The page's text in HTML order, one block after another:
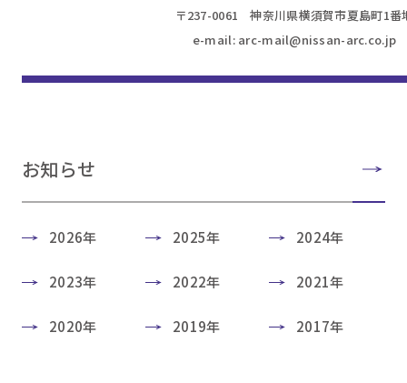
〒237-0061 神奈川県横須賀市夏島町1番
e-mail: arc-mail@nissan-arc.co.jp
お知らせ
2026年 2025年 2024年
2023年 2022年 2021年
2020年 2019年 2017年